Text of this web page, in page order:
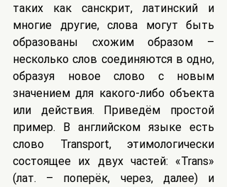
таких как санскрит, латинский и
многие другие, слова могут быть
образованы схожим образом –
несколько слов соединяются в одно,
образуя новое слово с новым
значением для какого-либо объекта
или действия. Приведём простой
пример. В английском языке есть
слово Transport, этимологически
состоящее их двух частей: «Trans»
(лат. – поперёк, через, далее) и